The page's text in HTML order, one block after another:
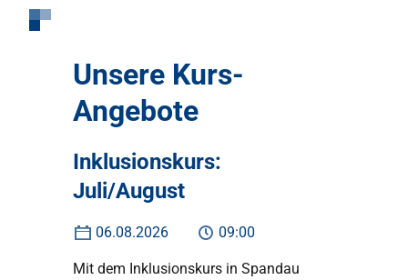
Unsere Kurs-
Angebote
Inklusionskurs:
Juli/August
06.08.2026 09:00
Mit dem Inklusionskurs in Spandau